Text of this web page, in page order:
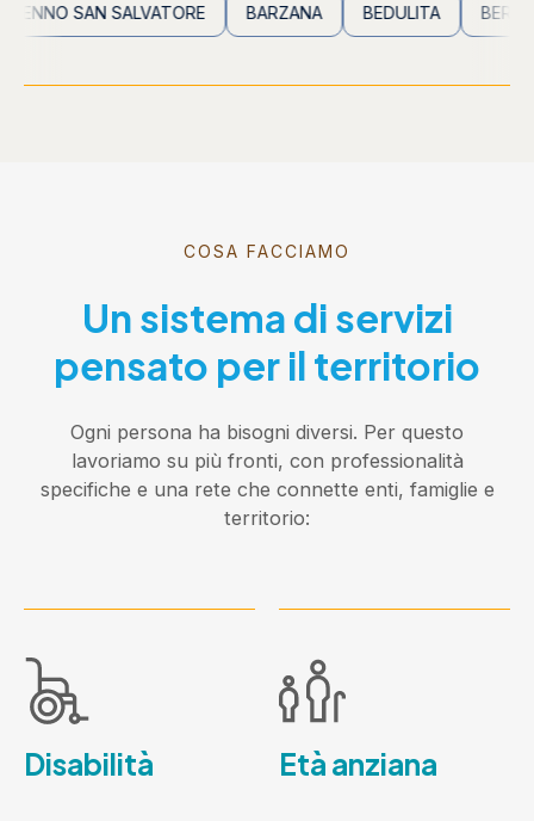
SAN SALVATORE BARZANA BEDULITA
COSA FACCIAMO
Un sistema di servizi
pensato per il territorio
Ogni persona ha bisogni diversi. Per questo
lavoriamo su più fronti, con professionalità
specifiche e una rete che connette enti, famiglie e
territorio:
Disabilità Età anziana